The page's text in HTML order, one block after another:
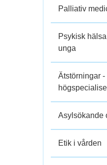
Palliativ
Psykisk
unga
Ätstörningar -
Asylsökande
Etik i vården